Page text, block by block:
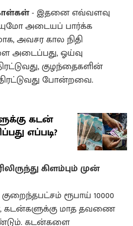
- இதனை எவ்வளவு
அடையப் பார்க்க
அவசர கால நிதி
அடைப்பது, ஓய்வு
குழந்தைகளின்
திரட்டுவது போன்றவை.
கடன்
எப்படி?
கிளம்பும் முன்
ரூபாய் 10000
கடன்களுக்கு மாத தவணை
கடன்களை